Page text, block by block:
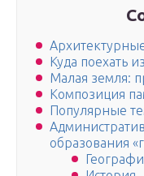
Куда поехать
Малая земля:
Композиция
Популярные
образования